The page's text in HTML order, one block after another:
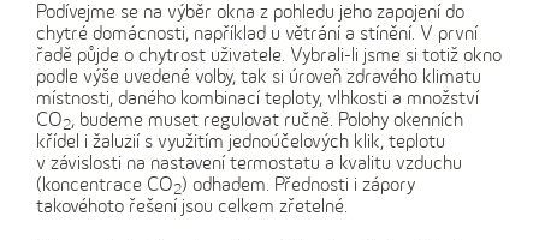
Podívejme se na výběr okna z pohledu jeho zapojení do
chytré domácnosti, například u větrání a stínění. V první
řadě půjde o chytrost uživatele. Vybrali-li jsme si totiž okno
podle výše uvedené volby, tak si úroveň zdravého klimatu
místnosti, daného kombinací teploty, vlhkosti a množství
CO2, budeme muset regulovat ručně. Polohy okenních
křídel i žaluzií s využitím jednoúčelových klik, teplotu
v závislosti na nastavení termostatu a kvalitu vzduchu
(koncentrace CO2) odhadem. Přednosti i zápory
takovéhoto řešení jsou celkem zřetelné.